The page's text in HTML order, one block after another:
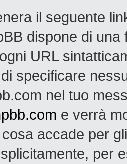
il seguente
dispone di
URL
specificare
nel tuo
e verrà
accade per
per